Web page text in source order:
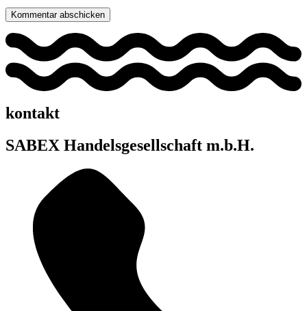
kontakt
SABEX Handelsgesellschaft m.b.H.